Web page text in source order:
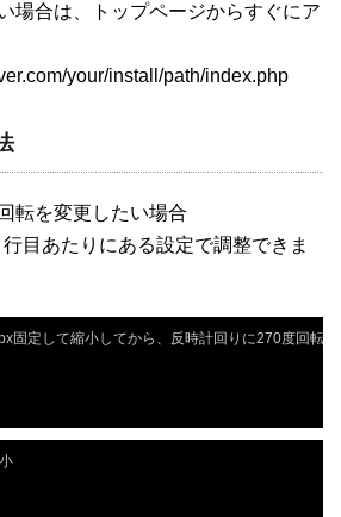
場合は、トップページからすぐにア
your/install/path/index.php
転を変更したい場合
目あたりにある設定で調整できま
固定して縮小してから、反時計回りに270度回転）